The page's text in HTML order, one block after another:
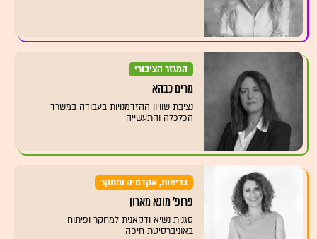
המגזר הציבורי
מרים כבהא
נציבת שוויון ההזדמנויות בעבודה במשרד
הכלכלה והתעשייה
בריאות, אקדמיה ומחקר
פרופ' מונא מארון
סגנית נשיא ודקאנית למחקר ופיתוח
באוניברסיטת חיפה